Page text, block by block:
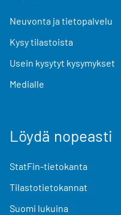
Neuvonta ja tietopalvelu
Kysy tilastoista
Usein kysytyt kysymykset
Medialle
Löydä nopeasti
StatFin-tietokanta
Tilastotietokannat
Suomi lukuina